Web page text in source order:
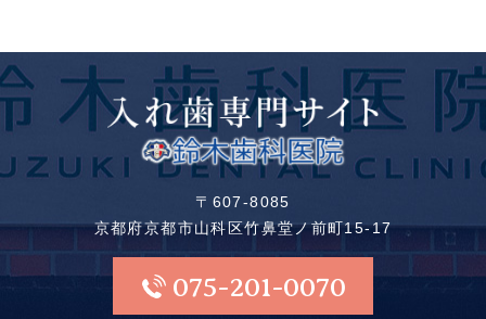
〒607-8085
京都府京都市山科区竹鼻堂ノ前町15-17
075-201-0070